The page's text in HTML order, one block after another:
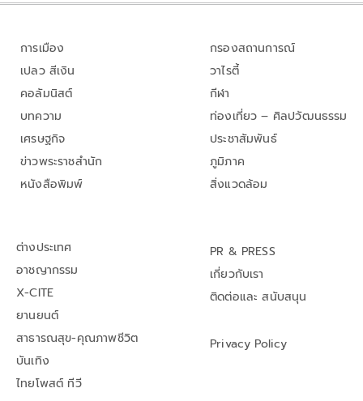
การเมือง
เปลว สีเงิน
คอลัมนิสต์
บทความ
เศรษฐกิจ
ข่าวพระราชสำนัก
หนังสือพิมพ์
กรองสถานการณ์
วาไรตี้
กีฬา
ท่องเที่ยว – ศิลปวัฒนธรรม
ประชาสัมพันธ์
ภูมิภาค
สิ่งแวดล้อม
ต่างประเทศ
อาชญากรรม
X-CITE
ยานยนต์
สาธารณสุข-คุณภาพชีวิต
บันเทิง
ไทยโพสต์ ทีวี
PR & PRESS
เกี่ยวกับเรา
ติดต่อและ สนับสนุน
Privacy Policy